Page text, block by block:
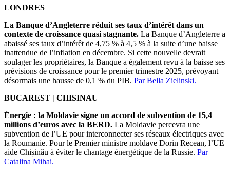
LONDRES
La Banque d’Angleterre réduit ses taux d’intérêt dans un
contexte de croissance quasi stagnante. La Banque d’Angleterre a
abaissé ses taux d’intérêt de 4,75 % à 4,5 % à la suite d’une baisse
inattendue de l’inflation en décembre. Si cette nouvelle devrait
soulager les propriétaires, la Banque a également revu à la baisse ses
prévisions de croissance pour le premier trimestre 2025, prévoyant
désormais une hausse de 0,1 % du PIB. Par Bella Zielinski.
BUCAREST | CHISINAU
Énergie : la Moldavie signe un accord de subvention de 15,4
millions d’euros avec la BERD. La Moldavie percevra une
subvention de l’UE pour interconnecter ses réseaux électriques avec
la Roumanie. Pour le Premier ministre moldave Dorin Recean, l’UE
aide Chișinău à éviter le chantage énergétique de la Russie. Par
Catalina Mihai.